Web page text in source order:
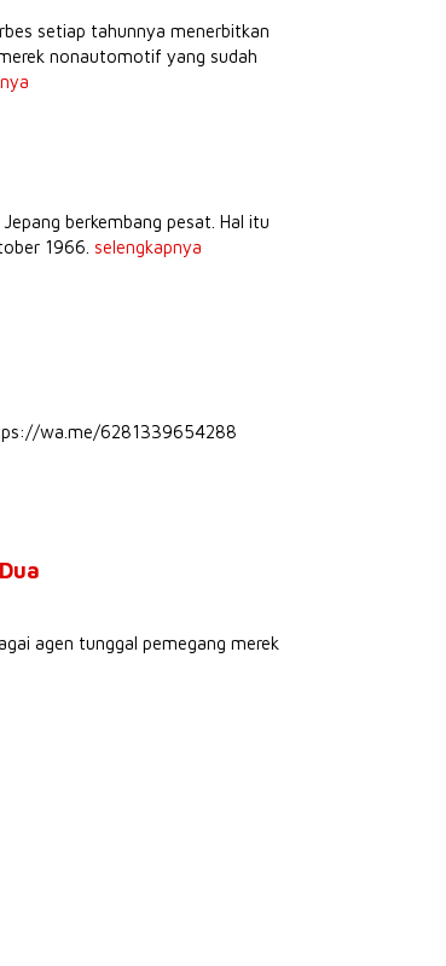
setiap tahunnya menerbitkan
nonautomotif yang sudah
berkembang pesat. Hal itu
1966. selengkapnya
wa.me/6281339654288
agen tunggal pemegang merek